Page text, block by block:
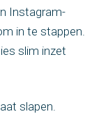
Instagram-
in te stappen.
slim inzet
slapen.